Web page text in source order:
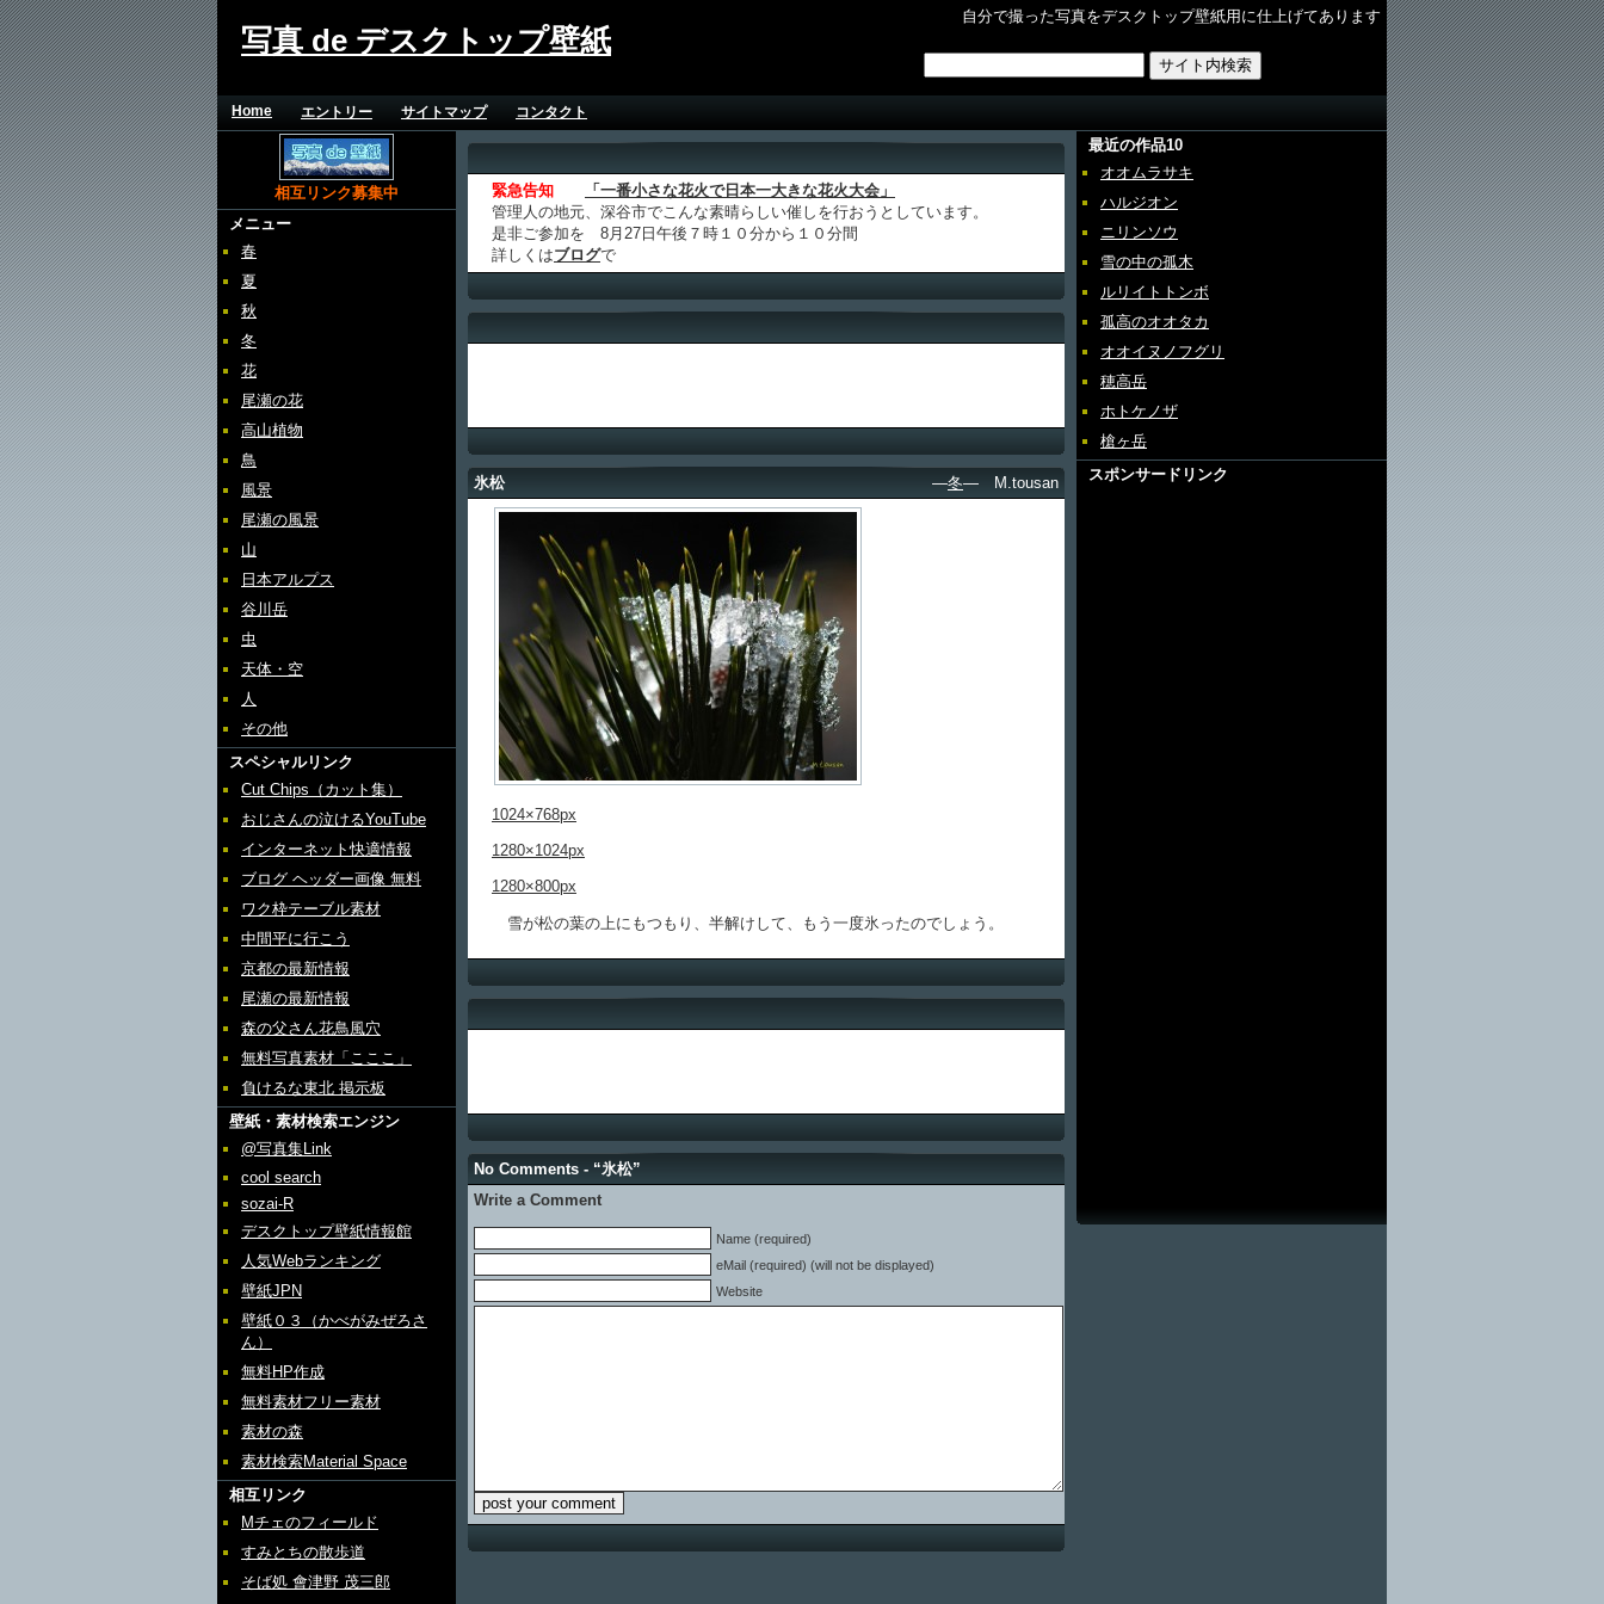
自分で撮った写真をデスクトップ壁紙用に仕上げてあります
写真 de デスクトップ壁紙
Home エントリー サイトマップ コンタクト
相互リンク募集中
メニュー
春
夏
秋
冬
花
尾瀬の花
高山植物
鳥
風景
尾瀬の風景
山
日本アルプス
谷川岳
虫
天体・空
人
その他
スペシャルリンク
Cut Chips（カット集）
おじさんの泣けるYouTube
インターネット快適情報
ブログ ヘッダー画像 無料
ワク枠テーブル素材
中間平に行こう
京都の最新情報
尾瀬の最新情報
森の父さん花鳥風穴
無料写真素材「こここ」
負けるな東北 掲示板
壁紙・素材検索エンジン
@写真集Link
cool search
sozai-R
デスクトップ壁紙情報館
人気Webランキング
壁紙JPN
壁紙０３（かべがみぜろさ
ん）
無料HP作成
無料素材フリー素材
素材の森
素材検索Material Space
相互リンク
Mチェのフィールド
すみとちの散歩道
そば処 會津野 茂三郎
緊急告知
「一番小さな花火で日本一大きな花火大会」
管理人の地元、深谷市でこんな素晴らしい催しを行おうとしています。
是非ご参加を 8月27日午後７時１０分から１０分間
詳しくはブログで
氷松 ―冬― M.tousan
1024×768px
1280×1024px
1280×800px
雪が松の葉の上にもつもり、半解けして、もう一度氷ったのでしょう。
No Comments - “氷松”
Write a Comment
Name (required)
eMail (required) (will not be displayed)
Website
最近の作品10
オオムラサキ
ハルジオン
ニリンソウ
雪の中の孤木
ルリイトトンボ
孤高のオオタカ
オオイヌノフグリ
穂高岳
ホトケノザ
槍ヶ岳
スポンサードリンク